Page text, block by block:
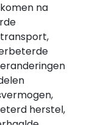
na
herstel,